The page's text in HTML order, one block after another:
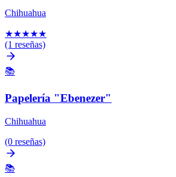
Chihuahua
★★★★★
(1 reseñas)
📚
Papelería "Ebenezer"
Chihuahua
(0 reseñas)
📚